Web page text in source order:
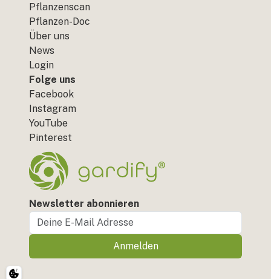
Pflanzenscan
Pflanzen-Doc
Über uns
News
Login
Folge uns
Facebook
Instagram
YouTube
Pinterest
Newsletter abonnieren
Anmelden